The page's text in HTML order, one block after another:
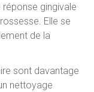
réponse gingivale
Elle se
de la
sont davantage
nettoyage